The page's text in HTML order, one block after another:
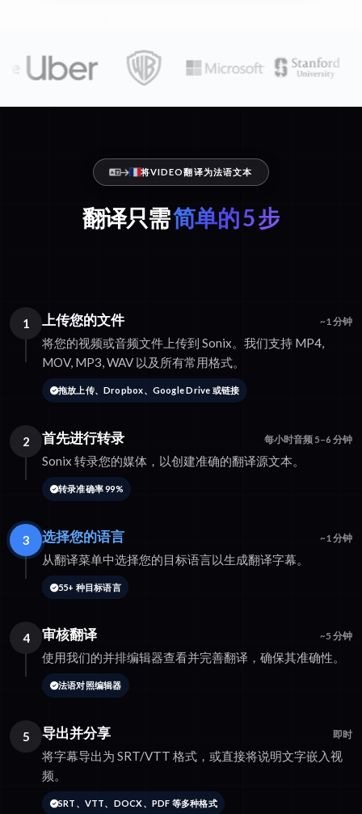
将VIDEO翻译为法语文本
翻译只需简单的 5 步
1 上传您的文件 ~1 分钟
将您的视频或音频文件上传到 Sonix。我们支持 MP4,
MOV, MP3, WAV 以及所有常用格式。
拖放上传、Dropbox、Google Drive 或链接
2 首先进行转录 每小时音频 5–6 分钟
Sonix 转录您的媒体，以创建准确的翻译源文本。
转录准确率 99%
3 选择您的语言 ~1 分钟
从翻译菜单中选择您的目标语言以生成翻译字幕。
55+ 种目标语言
4 审核翻译 ~5 分钟
使用我们的并排编辑器查看并完善翻译，确保其准确性。
法语对照编辑器
5 导出并分享 即时
将字幕导出为 SRT/VTT 格式，或直接将说明文字嵌入视
频。
SRT、VTT、DOCX、PDF 等多种格式